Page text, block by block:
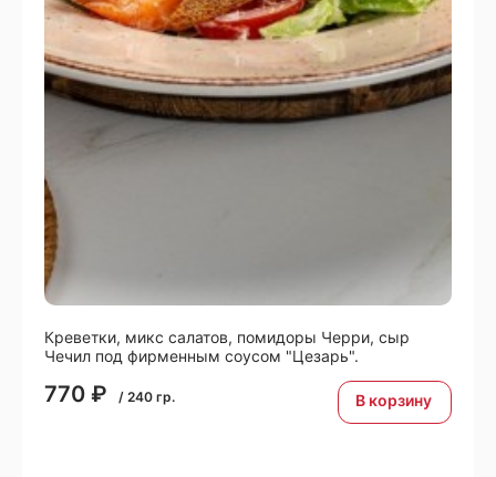
Креветки, микс салатов, помидоры Черри, сыр
Чечил под фирменным соусом "Цезарь".
770 ₽ / 240 гр. В корзину